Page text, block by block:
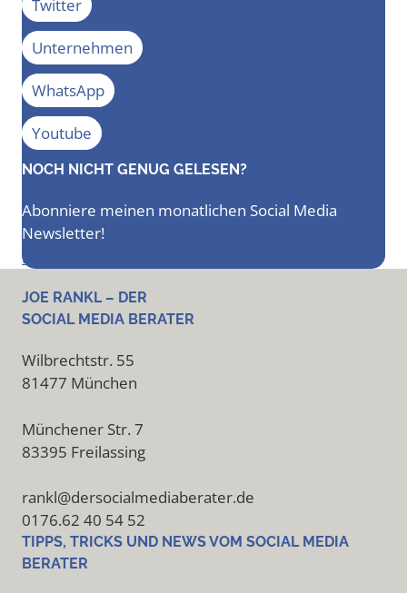
Twitter
Unternehmen
WhatsApp
Youtube
NOCH NICHT GENUG GELESEN?
Abonniere meinen monatlichen Social Media
Newsletter!
Newsletter bestellen
JOE RANKL – DER
SOCIAL MEDIA BERATER
Wilbrechtstr. 55
81477 München
Münchener Str. 7
83395 Freilassing
rankl@dersocialmediaberater.de
0176.62 40 54 52
TIPPS, TRICKS UND NEWS VOM SOCIAL MEDIA
BERATER